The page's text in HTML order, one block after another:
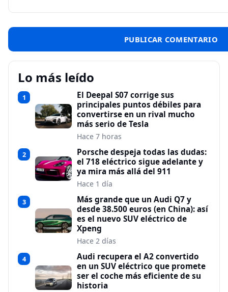
Lo más leído
1
El Deepal S07 corrige sus
principales puntos débiles para
convertirse en un rival mucho
más serio de Tesla
Hace 7 horas
2
Porsche despeja todas las dudas:
el 718 eléctrico sigue adelante y
ya mira más allá del 911
Hace 1 día
3
Más grande que un Audi Q7 y
desde 38.500 euros (en China): así
es el nuevo SUV eléctrico de
Xpeng
Hace 2 días
4
Audi recupera el A2 convertido
en un SUV eléctrico que promete
ser el coche más eficiente de su
historia